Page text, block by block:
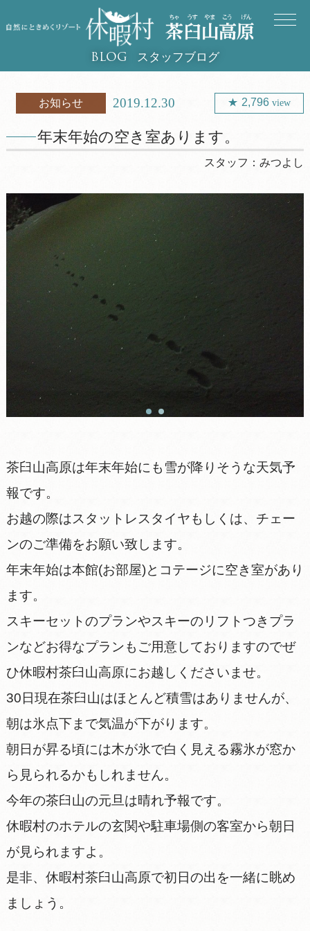
BLOG スタッフブログ
お知らせ 2019.12.30 2,796view
年末年始の空き室あります。
スタッフ：みつよし
茶臼山高原は年末年始にも雪が降りそうな天気予
報です。
お越の際はスタットレスタイヤもしくは、チェー
ンのご準備をお願い致します。
年末年始は本館(お部屋)とコテージに空き室があり
ます。
スキーセットのプランやスキーのリフトつきプラ
ンなどお得なプランもご用意しておりますのでぜ
ひ休暇村茶臼山高原にお越しくださいませ。
30日現在茶臼山はほとんど積雪はありませんが、
朝は氷点下まで気温が下がります。
朝日が昇る頃には木が氷で白く見える霧氷が窓か
ら見られるかもしれません。
今年の茶臼山の元旦は晴れ予報です。
休暇村のホテルの玄関や駐車場側の客室から朝日
が見られますよ。
是非、休暇村茶臼山高原で初日の出を一緒に眺め
ましょう。